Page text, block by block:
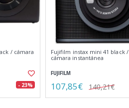
/ cámara
- 23%
Fujifilm instax mini 41 black /
cámara instantánea
FUJIFILM
107,85€ 140,21€